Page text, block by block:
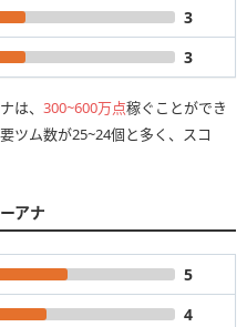
3
3
は、 300~600万点稼ぐことができ
ツム数が25~24個と多く、スコ
アナ
5
4